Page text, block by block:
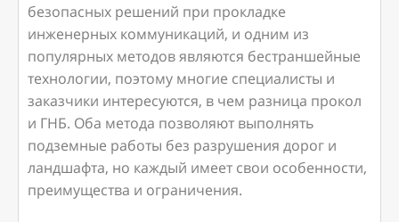
безопасных решений при прокладке
инженерных коммуникаций, и одним из
популярных методов являются бестраншейные
технологии, поэтому многие специалисты и
заказчики интересуются, в чем разница прокол
и ГНБ. Оба метода позволяют выполнять
подземные работы без разрушения дорог и
ландшафта, но каждый имеет свои особенности,
преимущества и ограничения.